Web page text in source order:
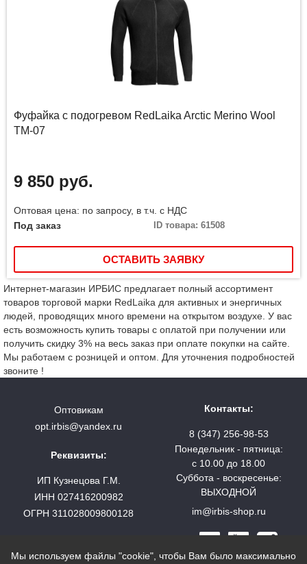
Фуфайка с подогревом RedLaika Arctic Merino Wool
ТМ-07
9 850 руб.
Оптовая цена: по запросу, в т.ч. с НДС
Под заказ
ID товара: 61508
ОСТАВИТЬ ЗАЯВКУ
Интернет-магазин ИРБИС предлагает полный ассортимент
товаров торговой марки RedLaika для активных и энергичных
людей, проводящих много времени на открытом воздухе. У вас
есть возможность купить товары с оплатой при получении или
получить скидку 3% на весь заказ при оплате покупки на сайте.
Мы работаем с розницей и оптом. Для уточнения подробностей
звоните !
Оптовикам
opt.irbis@yandex.ru
Реквизиты:
ИП Кузнецова Г.М.
ИНН 027416200982
ОГРН 311028009800128
Контакты:
8 (347) 256-98-53
Понедельник - пятница:
с 10.00 до 18.00
Суббота - воскресенье:
ВЫХОДНОЙ
im@irbis-shop.ru
Мы используем файлы "cookie", чтобы Вам было максимально